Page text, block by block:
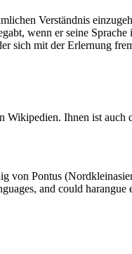
Verständnis
wenn er seine
sich mit der Erlernung
Ihnen ist auch
Pontus
and could